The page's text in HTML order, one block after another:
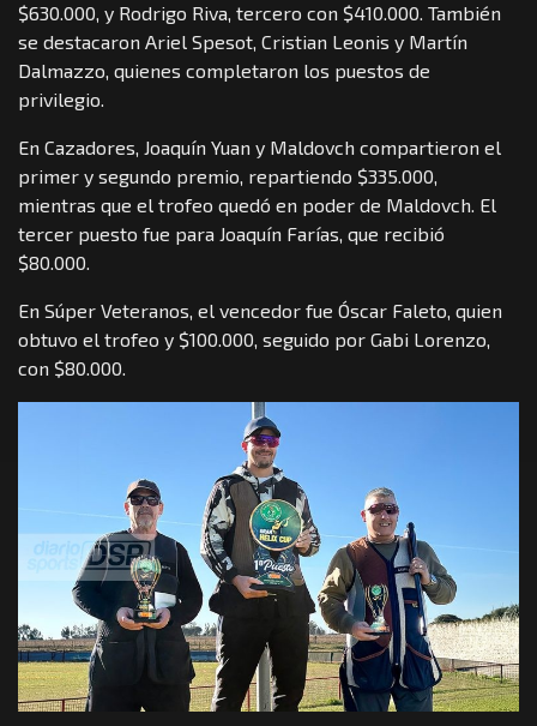
$630.000, y Rodrigo Riva, tercero con $410.000. También
se destacaron Ariel Spesot, Cristian Leonis y Martín
Dalmazzo, quienes completaron los puestos de
privilegio.
En Cazadores, Joaquín Yuan y Maldovch compartieron el
primer y segundo premio, repartiendo $335.000,
mientras que el trofeo quedó en poder de Maldovch. El
tercer puesto fue para Joaquín Farías, que recibió
$80.000.
En Súper Veteranos, el vencedor fue Óscar Faleto, quien
obtuvo el trofeo y $100.000, seguido por Gabi Lorenzo,
con $80.000.